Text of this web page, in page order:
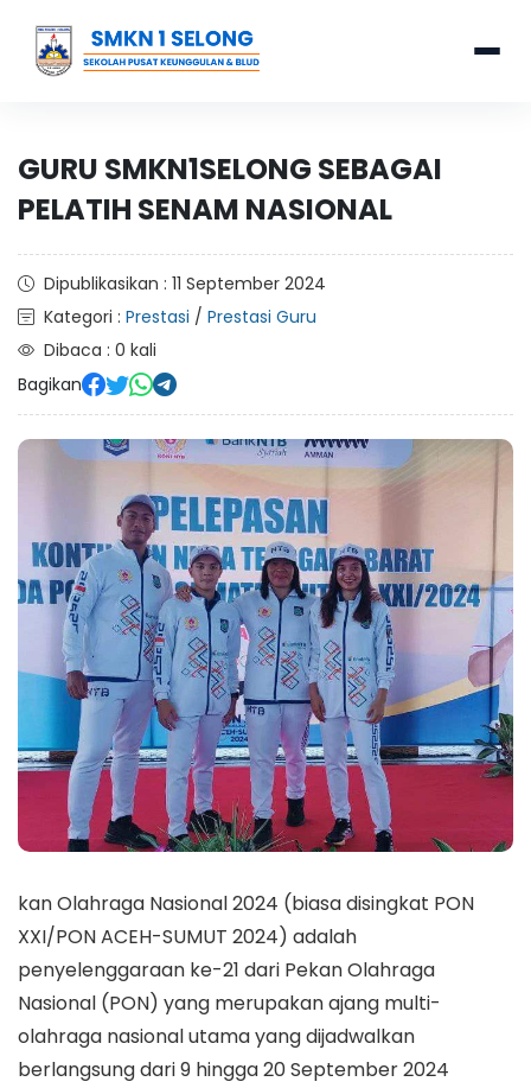
GURU SMKN1SELONG SEBAGAI
PELATIH SENAM NASIONAL
Dipublikasikan : 11 September 2024
Kategori : Prestasi / Prestasi Guru
Dibaca : 0 kali
Bagikan
kan Olahraga Nasional 2024 (biasa disingkat PON
XXI/PON ACEH-SUMUT 2024) adalah
penyelenggaraan ke-21 dari Pekan Olahraga
Nasional (PON) yang merupakan ajang multi-
olahraga nasional utama yang dijadwalkan
berlangsung dari 9 hingga 20 September 2024